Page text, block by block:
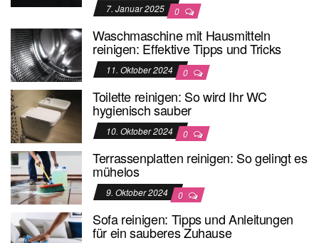
7. Januar 2025 0
Waschmaschine mit Hausmitteln
reinigen: Effektive Tipps und Tricks
11. Oktober 2024 0
Toilette reinigen: So wird Ihr WC
hygienisch sauber
10. Oktober 2024 0
Terrassenplatten reinigen: So gelingt es
mühelos
9. Oktober 2024 0
Sofa reinigen: Tipps und Anleitungen
für ein sauberes Zuhause